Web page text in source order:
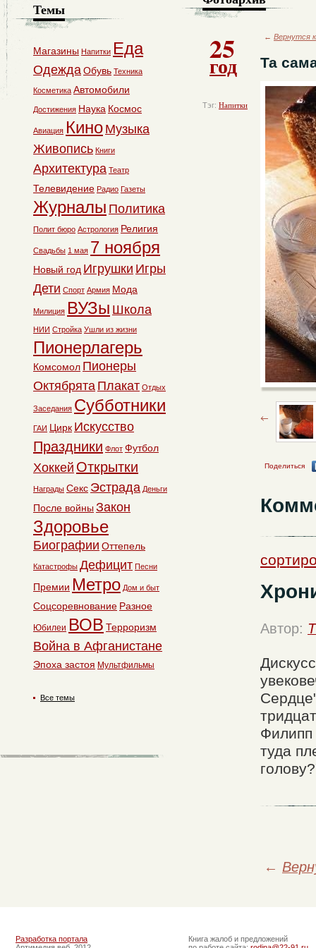
25
год
Тэг: Напитки
← Вернутся
Та
Поделиться
Автор:
Филипп
туда
←
Темы
Магазины Напитки Еда
ОдеждаОбувь Техника
Косметика Автомобили
Достижения Наука Космос
Авиация Кино Музыка
Живопись Книги
Архитектура Театр
Телевидение Радио Газеты
Журналы Политика
Полит бюро Астрология Религия
Свадьбы 1 мая 7 ноября
Новый год Игрушки Игры
Дети Спорт Армия Мода
Милиция ВУЗы Школа
НИИ Стройка Ушли из жизни
Пионерлагерь
Комсомол Пионеры
Октябрята Плакат Отдых
Заседания Субботники
ГАИ Цирк Искусство
Праздники Флот Футбол
Хоккей Открытки
Награды Секс Эстрада Деньги
После войны Закон
Здоровье
Биографии Оттепель
Катастрофы Дефицит Песни
Премии Метро Дом и быт
Соцсоревнование Разное
Юбилеи ВОВ Терроризм
Война в Афганистане
Эпоха застоя Мультфильмы
Все темы
Разработка портала
Книга жалоб и предложений